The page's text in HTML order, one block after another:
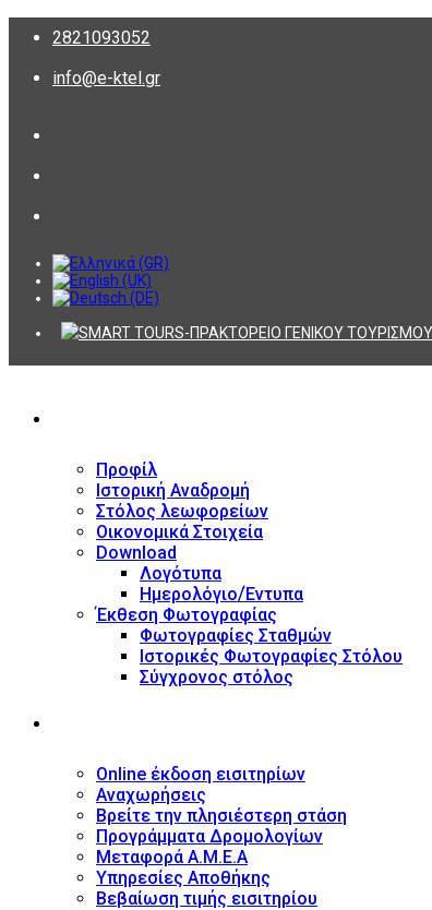
2821093052
info@e-ktel.gr
Προφίλ
Ιστορική Αναδρομή
Στόλος λεωφορείων
Οικονομικά Στοιχεία
Download
Λογότυπα
Ημερολόγιο/Έντυπα
Έκθεση Φωτογραφίας
Φωτογραφίες Σταθμών
Ιστορικές Φωτογραφίες Στόλου
Σύγχρονος στόλος
Online έκδοση εισιτηρίων
Αναχωρήσεις
Βρείτε την πλησιέστερη στάση
Προγράμματα Δρομολογίων
Μεταφορά Α.Μ.Ε.Α
Υπηρεσίες Αποθήκης
Βεβαίωση τιμής εισιτηρίου